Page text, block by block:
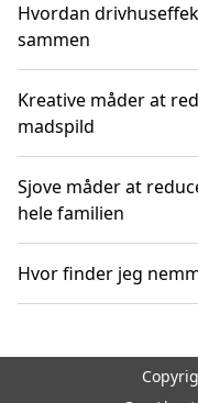
Hvordan
sammen
Kreative måder at
madspild
Sjove måder at
hele familien
Hvor finder jeg